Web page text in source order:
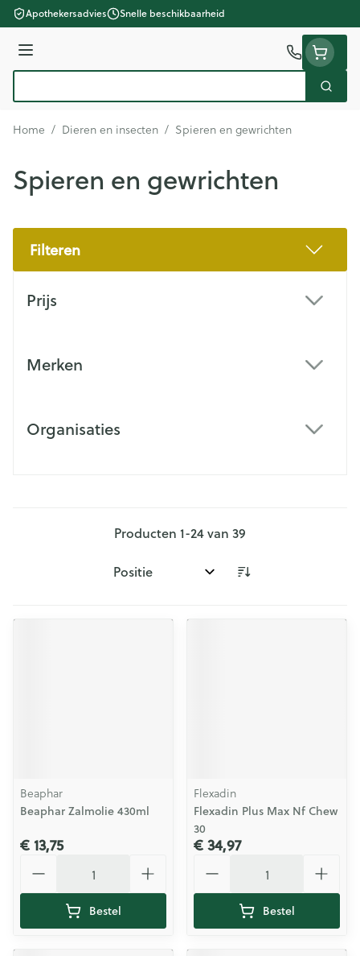
Ga naar de inhoud
Apothekersadvies Snelle beschikbaarheid
Menu
Zoek
Home / Dieren en insecten / Spieren en gewrichten
Spieren en gewrichten
Filteren
Prijs
Merken
Organisaties
Producten 1-24van 39
Sorteer op:
Beaphar
Beaphar Zalmolie 430ml
€ 13,75
Bestel
Flexadin
Flexadin Plus Max Nf Chew
30
€ 34,97
Bestel